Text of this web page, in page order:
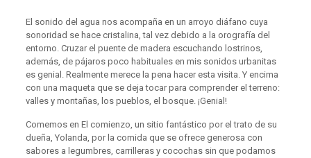
El sonido del agua nos acompaña en un arroyo diáfano cuya
sonoridad se hace cristalina, tal vez debido a la orografía del
entorno. Cruzar el puente de madera escuchando lostrinos,
además, de pájaros poco habituales en mis sonidos urbanitas
es genial. Realmente merece la pena hacer esta visita. Y encima
con una maqueta que se deja tocar para comprender el terreno:
valles y montañas, los pueblos, el bosque. ¡Genial!
Comemos en El comienzo, un sitio fantástico por el trato de su
dueña, Yolanda, por la comida que se ofrece generosa con
sabores a legumbres, carrilleras y cocochas sin que podamos